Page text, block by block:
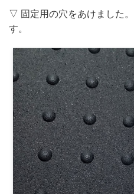
▽ 固定用の穴をあけました
す。